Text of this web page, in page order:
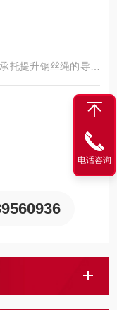
托提升钢丝绳的导向
向的定滑轮,承载着罐
作矿井的标志。
电话咨询